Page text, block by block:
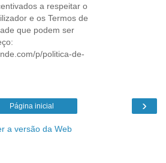
a respeitar o
e os Termos de
que podem ser
p/politica-de-
›
Página inicial
a versão da Web